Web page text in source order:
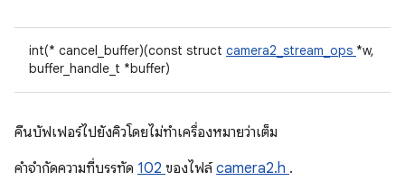
int(* cancel_buffer)(const struct camera2_stream_ops *w,
buffer_handle_t *buffer)
คืนบัฟเฟอร์ไปยังคิวโดยไม่ทำเครื่องหมายว่าเต็ม
คําจํากัดความที่บรรทัด 102 ของไฟล์camera2.h .